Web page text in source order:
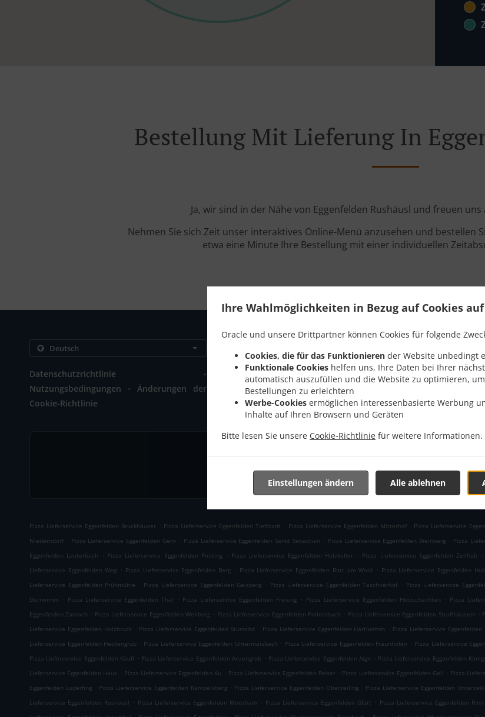
Ihre Wahlmöglichkeiten in Bezug auf Cookies
Oracle und unsere Drittpartner können Cookies für folgende
Cookies, die für das Funktionieren der Website unbedingt
Funktionale Cookies helfen uns, Ihre Daten bei Ihrer
automatisch auszufüllen und die Website zu optimieren,
Bestellungen zu erleichtern
Werbe-Cookies ermöglichen interessenbasierte Werbung
Inhalte auf Ihren Browsern und Geräten
Bitte lesen Sie unsere Cookie-Richtlinie für weitere Informationen.
Alle ablehnen
Einstellungen ändern
Bestellung Mit Lieferung In
Ja, wir sind in der Nähe von Eggenfelden Rushäusl und freuen
Nehmen Sie sich Zeit unser interaktives Online-Menü anzusehen und bestellen
etwa eine Minute Ihre Bestellung mit einer individuellen
Datenschutzrichtlinie .
Nutzungsbedingungen .
Änderungen der
Cookie-Richtlinie
Zainach 1, 84307 Eggenfelden, Germany
+49 8721 1618
Menü
Im Voraus
Pizza Lieferservice Eggenfelden Bruckhäuser . Pizza Lieferservice Eggenfelden Tiefstadt . Pizza Lieferservice Eggenfelden Mitterhof . Pizza Lieferservice
Niederndorf . Pizza Lieferservice Eggenfelden Gern . Pizza Lieferservice Eggenfelden Sankt Sebastian . Pizza Lieferservice Eggenfelden Weinberg . Pizza
Eggenfelden Lauterbach
. Pizza Lieferservice Eggenfelden Pirsting . Pizza Lieferservice Eggenfelden Holzkeller . Pizza Lieferservice Eggenfelden Zellhub .
Lieferservice Eggenfelden Weg . Pizza Lieferservice Eggenfelden Berg . Pizza Lieferservice Eggenfelden Rott am Wald . Pizza Lieferservice Eggenfelden Hub
Lieferservice Eggenfelden Prühmühle
. Pizza Lieferservice Eggenfelden Gaisberg . Pizza Lieferservice Eggenfelden Taschnerhof . Pizza Lieferservice
Dürrwimm
. Pizza Lieferservice Eggenfelden Thal . Pizza Lieferservice Eggenfelden Freiung . Pizza Lieferservice Eggenfelden Holzschachten . Pizza
Eggenfelden Zainach . Pizza Lieferservice Eggenfelden Weilberg . Pizza Lieferservice Eggenfelden Pollersbach . Pizza Lieferservice Eggenfelden Straßhäuseln .
Lieferservice Eggenfelden Holzbruck . Pizza Lieferservice Eggenfelden Stumsöd . Pizza Lieferservice Eggenfelden Hartlwimm . Pizza Lieferservice Eggenfelden
Lieferservice Eggenfelden Heckengrub . Pizza Lieferservice Eggenfelden Untermaisbach . Pizza Lieferservice Eggenfelden Fraunhofen . Pizza Lieferservice
Pizza Lieferservice Eggenfelden Käufl . Pizza Lieferservice Eggenfelden Anzengrub . Pizza Lieferservice Eggenfelden Aign . Pizza Lieferservice Eggenfelden
Lieferservice Eggenfelden Haus . Pizza Lieferservice Eggenfelden Au . Pizza Lieferservice Eggenfelden Reiter . Pizza Lieferservice Eggenfelden Gall . Pizza
Eggenfelden Luderfing . Pizza Lieferservice Eggenfelden Kampelsberg . Pizza Lieferservice Eggenfelden Oberzeiling . Pizza Lieferservice Eggenfelden
Lieferservice Eggenfelden Rushäusl
. Pizza Lieferservice Eggenfelden Moosham . Pizza Lieferservice Eggenfelden Gfürt . Pizza Lieferservice Eggenfelden Rinn
. . .